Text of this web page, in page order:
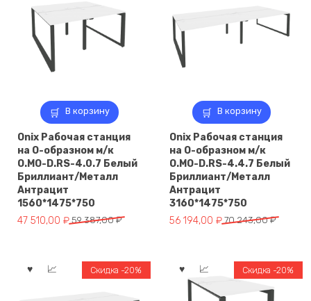
В корзину
Onix Рабочая станция
на О-образном м/к
O.MO-D.RS-4.0.7 Белый
Бриллиант/Металл
Антрацит
1560*1475*750
59 387,00₽
Первоначальная
47 510,00 ₽
Текущая
510,00 ₽.
В корзину
Onix Рабочая станция
на О-образном м/к
O.MO-D.RS-4.4.7 Белый
Бриллиант/Металл
Антрацит
3160*1475*750
70 243,00₽
Первоначальная
243,00 ₽.
56 194,00 ₽
Текущая
194,00 ₽.
Скидка -20% Скидка -20%